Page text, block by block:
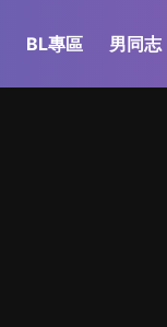
BL專區 男同志